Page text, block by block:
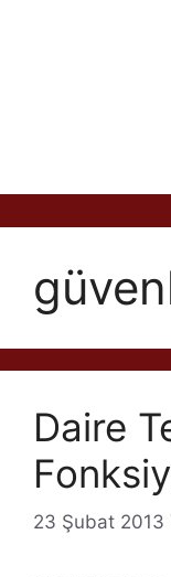
Daire
23 Şubat 2013